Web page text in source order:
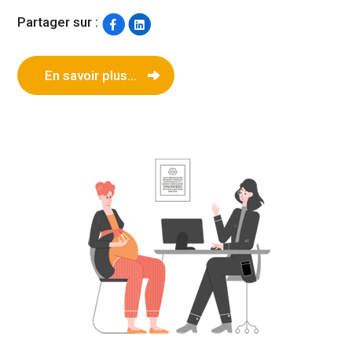
Partager sur :
En savoir plus...